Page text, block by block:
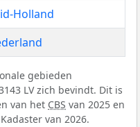
Holland
gebieden
LV zich bevindt. Dit is
van het CBS van 2025 en
van 2026.